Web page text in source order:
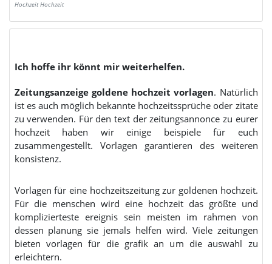
Hochzeit Hochzeit
Ich hoffe ihr könnt mir weiterhelfen.
Zeitungsanzeige goldene hochzeit vorlagen. Natürlich
ist es auch möglich bekannte hochzeitssprüche oder zitate
zu verwenden. Für den text der zeitungsannonce zu eurer
hochzeit haben wir einige beispiele für euch
zusammengestellt. Vorlagen garantieren des weiteren
konsistenz.
Vorlagen für eine hochzeitszeitung zur goldenen hochzeit.
Für die menschen wird eine hochzeit das größte und
komplizierteste ereignis sein meisten im rahmen von
dessen planung sie jemals helfen wird. Viele zeitungen
bieten vorlagen für die grafik an um die auswahl zu
erleichtern.